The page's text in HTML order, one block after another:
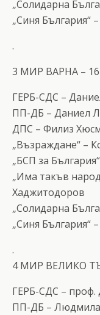
„Солидарна
„Синя
.
3 МИР ВАРНА –
ГЕРБ-СДС –
ПП-ДБ – Даниeл
ДПС – Филиз
„Възраждане“ –
„БСП за
„Има такъв
Хаджитодоров
„Солидарна
„Синя България“
.
4 МИР ВЕЛИКО
ГЕРБ-СДС – проф.
ПП-ДБ –